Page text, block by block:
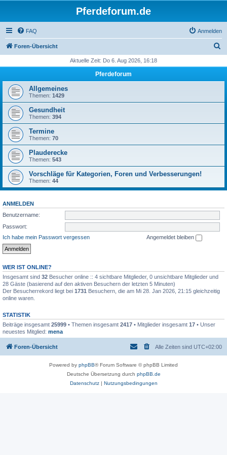
Pferdeforum.de
FAQ Anmelden
Foren-Übersicht
h
Aktuelle Zeit: Do 6. Aug 2026, 16:18
Pferdeforum
Allgemeines
Themen: 1429
Gesundheit
Themen: 394
Termine
Themen: 70
Plauderecke
Themen: 543
Vorschläge für Kategorien, Foren und Verbesserungen!
Themen: 44
ANMELDEN
Benutzername:
Passwort:
Ich habe mein Passwort vergessen
Angemeldet bleiben
WER IST ONLINE?
Insgesamt sind 32 Besucher online :: 4 sichtbare Mitglieder, 0 unsichtbare Mitglieder und
28 Gäste (basierend auf den aktiven Besuchern der letzten 5 Minuten)
Der Besucherrekord liegt bei 1731 Besuchern, die am Mi 28. Jan 2026, 21:15 gleichzeitig
online waren.
STATISTIK
Beiträge insgesamt 25999 • Themen insgesamt 2417 • Mitglieder insgesamt 17 • Unser
neuestes Mitglied: mena
Foren-Übersicht Alle Zeiten sind UTC+02:00
Powered by phpBB® Forum Software © phpBB Limited
Deutsche Übersetzung durch phpBB.de
Datenschutz| Nutzungsbedingungen